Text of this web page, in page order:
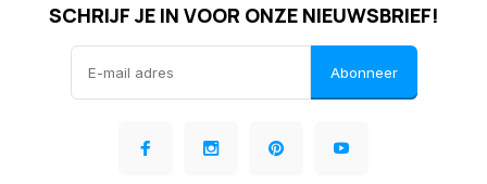
SCHRIJF JE IN VOOR ONZE NIEUWSBRIEF!
Abonneer